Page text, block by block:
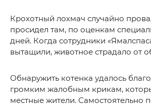
Крохотный лохмач случайно
просидел там, по оценкам
дней. Когда сотрудники
вытащили, животное страдало от
Обнаружить котенка удалось
громким жалобным крикам,
местные жители. Самостоятельно